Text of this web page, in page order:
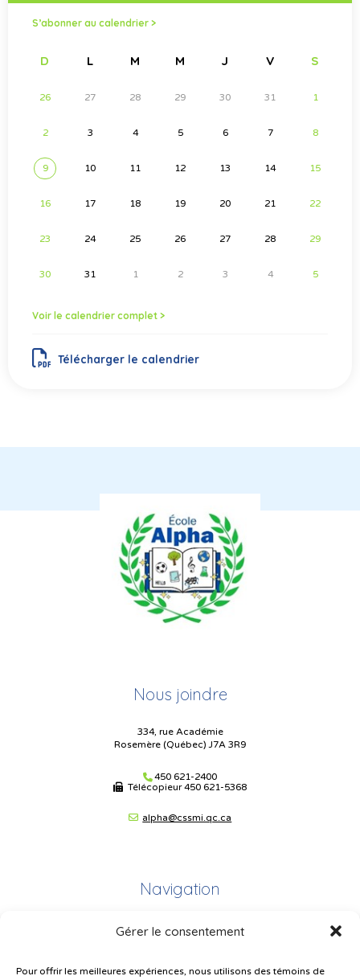
Gérer le consentement
Pour offrir les meilleures expériences, nous utilisons des témoins de
S’abonner au calendrier >
D L M M J V S
26 27 28 29 30 31 1
2 3 4 5 6 7 8
9 10 11 12 13 14 15
16 17 18 19 20 21 22
23 24 25 26 27 28 29
30 31 1 2 3 4 5
Voir le calendrier complet >
Télécharger le calendrier
Nous joindre
334, rue Académie
Rosemère (Québec) J7A 3R9
450 621-2400
Télécopieur450 621-5368
alpha@cssmi.qc.ca
Navigation
Plan du site